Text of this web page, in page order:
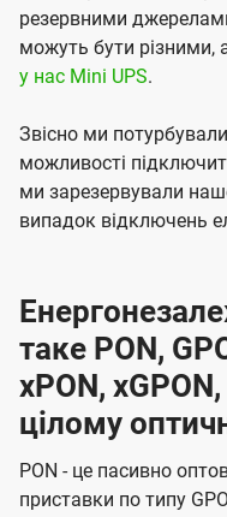
резервними
можуть бути
у нас Mini UPS.
Звісно ми
можливості
ми зарезервували
випадок відключень
таке PON,
xPON,
цілому
PON - це пасивно
приставки по типу